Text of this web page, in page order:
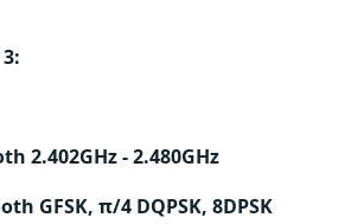
2.402GHz - 2.480GHz
GFSK, π/4 DQPSK, 8DPSK